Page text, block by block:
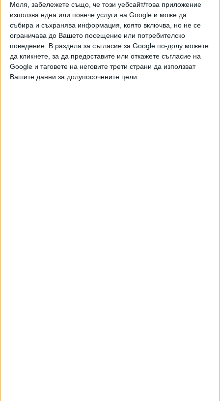
Моля, забележете също, че този уебсайт/това приложение
използва една или повече услуги на Google и може да
събира и съхранява информация, която включва, но не се
ограничава до Вашето посещение или потребителско
поведение. В раздела за съгласие за Google по-долу можете
да кликнете, за да предоставите или откажете съгласие на
Google и таговете на неговите трети страни да използват
Вашите данни за долупосочените цели.
The Economist. Но в затворническата библиотека
намерили книги на руски език, предимно класически
произведения от XIX век.
Последвайте ни и в